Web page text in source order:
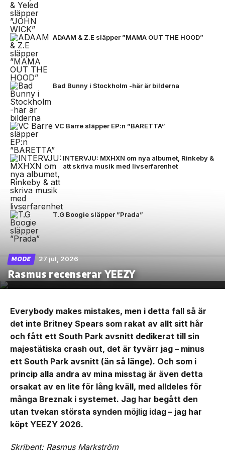
ADAAM & Z.E släpper ”MAMA OUT THE HOOD”
Bad Bunny i Stockholm -här är bilderna
VC Barre släpper EP:n ”BARETTA”
INTERVJU: MXHXN om nya albumet, Rinkeby &
att skriva musik med livserfarenhet
T.G Boogie släpper ”Prada”
MODE 27 jul, 2026
Rasmus recenserar YEEZY
Everybody makes mistakes, men i detta fall så är
det inte Britney Spears som rakat av allt sitt hår
och fått ett South Park avsnitt dedikerat till sin
majestätiska crash out, det är tyvärr jag – minus
ett South Park avsnitt (än så länge). Och som i
princip alla andra av mina misstag är även detta
orsakat av en lite för lång kväll, med alldeles för
många Breznak i systemet. Jag har begått den
utan tvekan största synden möjlig idag – jag har
köpt YEEZY 2026.
Skribent: Rasmus Markström